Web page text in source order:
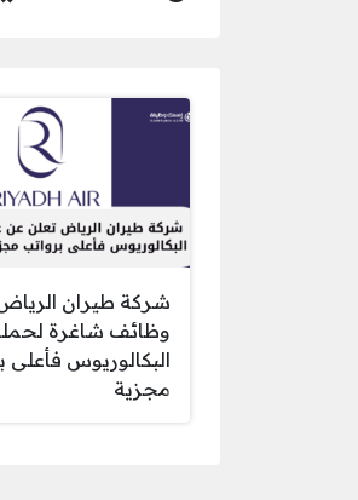
شركة طيران
وظائف شاغرة
البكالوريوس فأعلى
مجزية